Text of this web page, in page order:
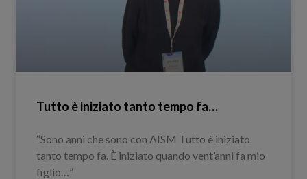
Tutto è iniziato tanto tempo fa…
“Sono anni che sono con AISM Tutto è iniziato
tanto tempo fa. È iniziato quando vent’anni fa mio
figlio…”